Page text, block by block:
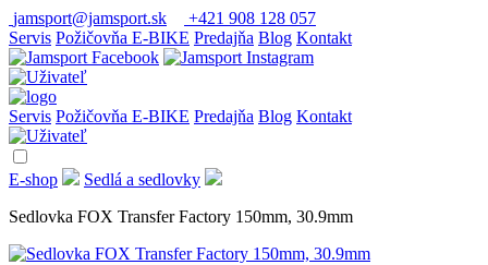
jamsport@jamsport.sk
+421 908 128 057
Servis Požičovňa E-BIKE Predajňa Blog Kontakt
Servis Požičovňa E-BIKE Predajňa Blog Kontakt
E-shop
Sedlá a sedlovky
Sedlovka FOX Transfer Factory 150mm, 30.9mm